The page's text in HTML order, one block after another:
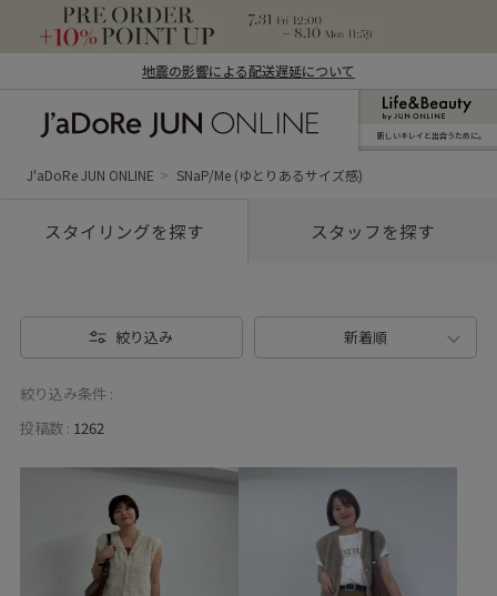
地震の影響による配送遅延について
ン オンライン）
新しいキレイと出合うために。
J'aDoRe JUN ONLINE SNaP/Me (ゆとりあるサイズ感)
スタイリングを探す スタッフを探す
絞り込み 新着順
絞り込み条件 :
投稿数 : 1262